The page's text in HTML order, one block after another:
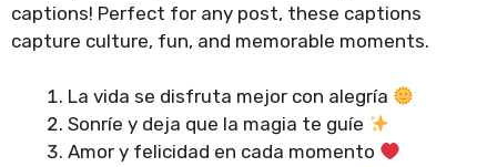
captions! Perfect for any post, these captions
capture culture, fun, and memorable moments.
La vida se disfruta mejor con alegría
Sonríe y deja que la magia te guíe
Amor y felicidad en cada momento